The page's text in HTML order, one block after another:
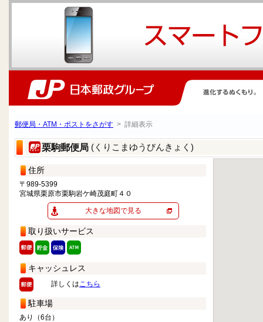
郵便局・ATM・ポストをさがす > 詳細表示
栗駒郵便局 (くりこまゆうびんきょく)
住所
〒989-5399
宮城県栗原市栗駒岩ケ崎茂庭町４０
大きな地図で見る
取り扱いサービス
キャッシュレス
詳しくはこちら
駐車場
あり（6台）